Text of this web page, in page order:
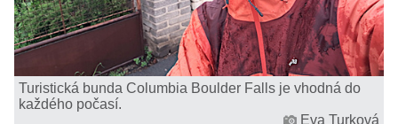
Turistická bunda Columbia Boulder Falls je vhodná do
každého počasí.
Eva Turková